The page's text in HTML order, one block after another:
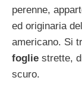
perenne,
ed originaria
americano. Si
foglie strette,
scuro.